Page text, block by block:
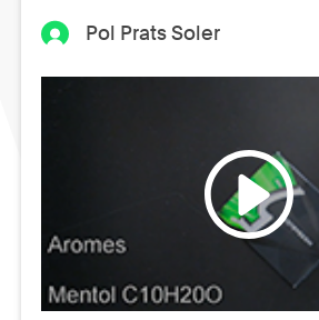
Pol Prats Soler